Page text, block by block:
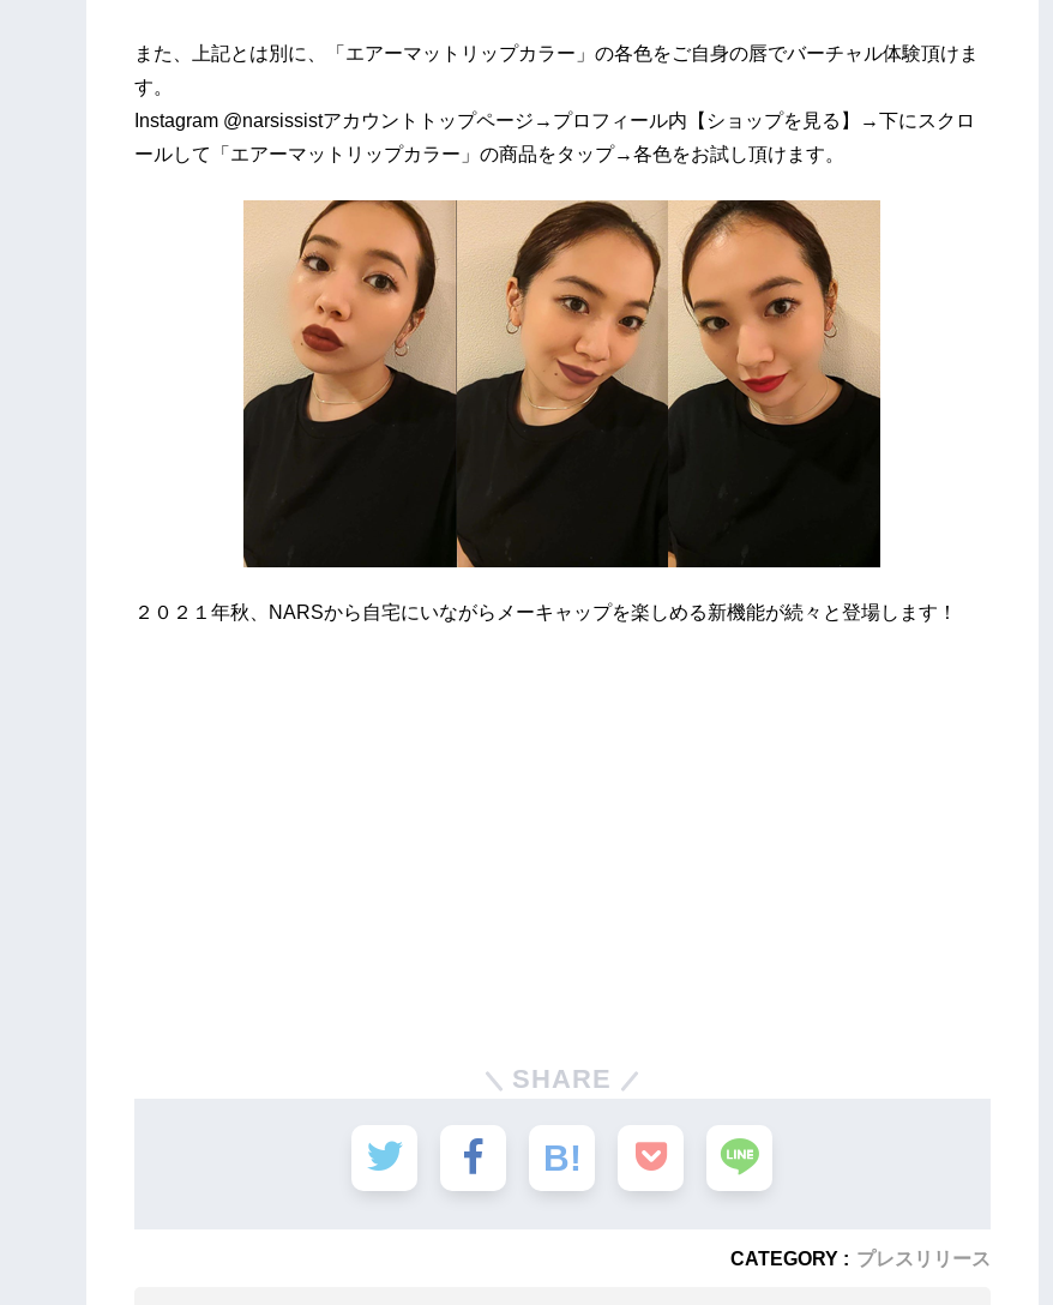
また、上記とは別に、「エアーマットリップカラー」の各色をご自身の唇でバーチャル体験頂けま
す。
Instagram @narsissistアカウントトップページ→プロフィール内【ショップを見る】→下にスクロ
ールして「エアーマットリップカラー」の商品をタップ→各色をお試し頂けます。
２０２１年秋、NARSから自宅にいながらメーキャップを楽しめる新機能が続々と登場します！
SHARE
CATEGORY : プレスリリース